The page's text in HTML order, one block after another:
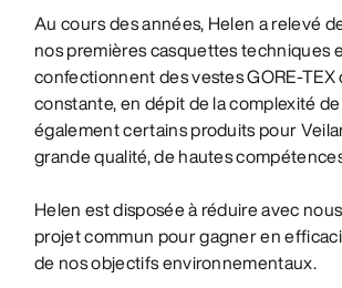
Au cours des années, Helen a relevé
nos premières casquettes techniques
confectionnent des vestes GORE-
constante, en dépit de la complexité
également certains produits pour
grande qualité, de hautes
Helen est disposée à réduire avec
projet commun pour gagner en
de nos objectifs environnementaux.